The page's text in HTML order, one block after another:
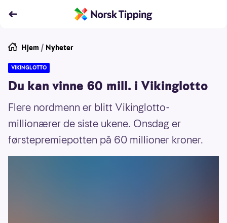
Hjem / Nyheter
VIKINGLOTTO
Du kan vinne 60 mill. i Vikinglotto
Flere nordmenn er blitt Vikinglotto-
millionærer de siste ukene. Onsdag er
førstepremiepotten på 60 millioner kroner.